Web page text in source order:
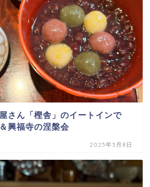
さん「樫舎」のイートインで
興福寺の涅槃会
2025年3月8日